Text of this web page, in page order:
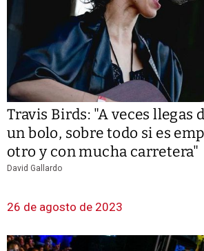
Travis Birds: "A veces llegas
un bolo, sobre todo si es
otro y con mucha carretera"
David Gallardo
26 de agosto de 2023